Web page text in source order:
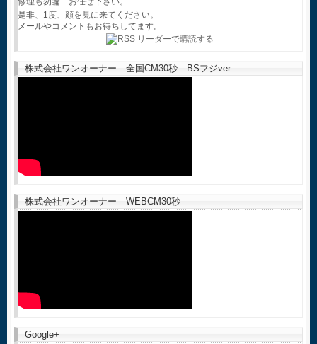
是非、1度、顔を見に来てください。
メールやコメントもお待ちしてます。
株式会社ワンオーナー 全国CM30秒 BSフジver.
株式会社ワンオーナー WEBCM30秒
Google+